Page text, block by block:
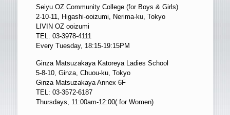
Seiyu OZ Community College (for Boys & Girls)
2-10-11, Higashi-ooizumi, Nerima-ku, Tokyo
LIVIN OZ ooizumi
TEL: 03-3978-4111
Every Tuesday, 18:15-19:15PM
Ginza Matsuzakaya Katoreya Ladies School
5-8-10, Ginza, Chuou-ku, Tokyo
Ginza Matsuzakaya Annex 6F
TEL: 03-3572-6187
Thursdays, 11:00am-12:00( for Women)